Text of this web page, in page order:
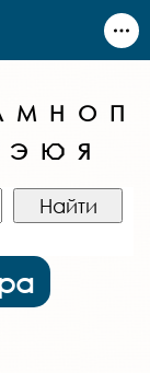
М Н О П
Э Ю Я